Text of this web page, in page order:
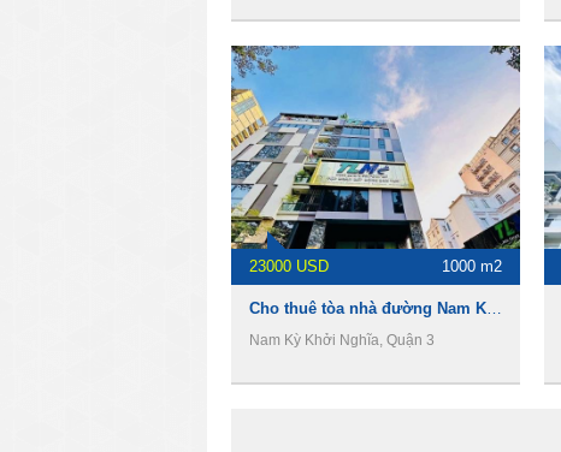
23000 USD 1000 m2
Nam Kỳ Khởi Nghĩa, Quận 3